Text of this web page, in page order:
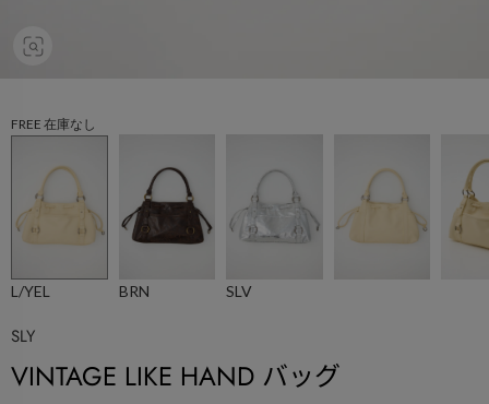
FREE 在庫なし
L/YEL BRN SLV
SLY
VINTAGE LIKE HAND バッグ